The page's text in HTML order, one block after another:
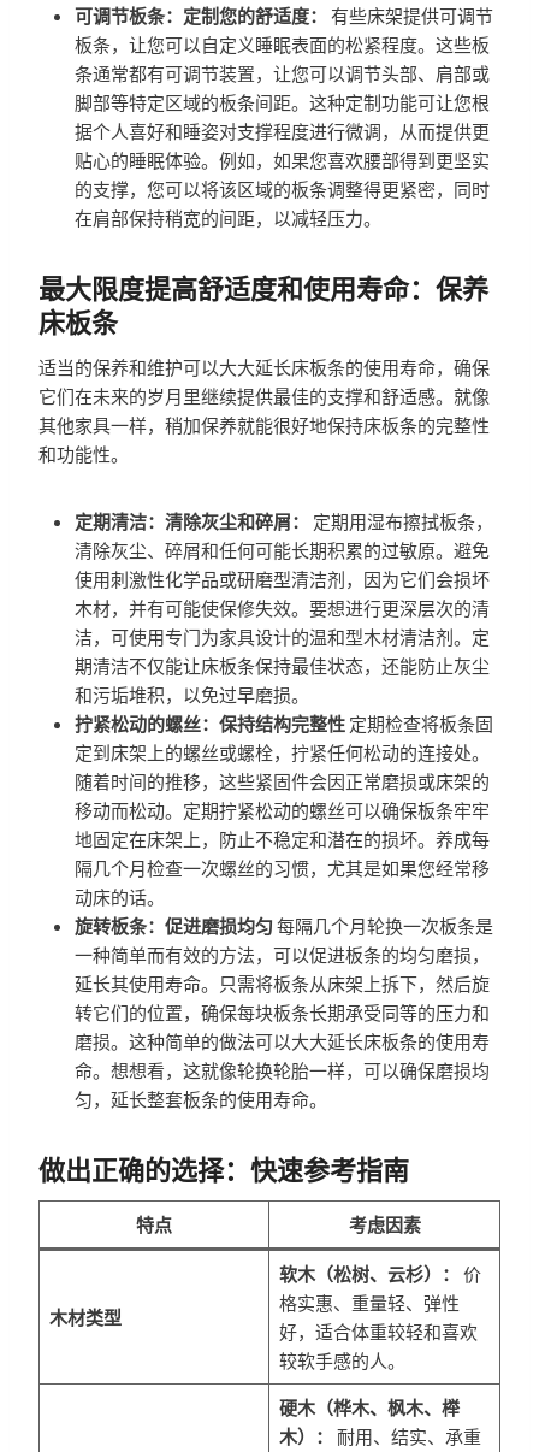
可调节板条：定制您的舒适度：
有些床架提供可调节
板条，让您可以自定义睡眠表面的松紧程度。这些板
条通常都有可调节装置，让您可以调节头部、肩部或
脚部等特定区域的板条间距。这种定制功能可让您根
据个人喜好和睡姿对支撑程度进行微调，从而提供更
贴心的睡眠体验。例如，如果您喜欢腰部得到更坚实
的支撑，您可以将该区域的板条调整得更紧密，同时
在肩部保持稍宽的间距，以减轻压力。
最大限度提高舒适度和使用寿命：保养
床板条
适当的保养和维护可以大大延长床板条的使用寿命，确保
它们在未来的岁月里继续提供最佳的支撑和舒适感。就像
其他家具一样，稍加保养就能很好地保持床板条的完整性
和功能性。
定期清洁：清除灰尘和碎屑：
定期用湿布擦拭板条，
清除灰尘、碎屑和任何可能长期积累的过敏原。避免
使用刺激性化学品或研磨型清洁剂，因为它们会损坏
木材，并有可能使保修失效。要想进行更深层次的清
洁，可使用专门为家具设计的温和型木材清洁剂。定
期清洁不仅能让床板条保持最佳状态，还能防止灰尘
和污垢堆积，以免过早磨损。
拧紧松动的螺丝：保持结构完整性 定期检查将板条固
定到床架上的螺丝或螺栓，拧紧任何松动的连接处。
随着时间的推移，这些紧固件会因正常磨损或床架的
移动而松动。定期拧紧松动的螺丝可以确保板条牢牢
地固定在床架上，防止不稳定和潜在的损坏。养成每
隔几个月检查一次螺丝的习惯，尤其是如果您经常移
动床的话。
旋转板条：促进磨损均匀 每隔几个月轮换一次板条是
一种简单而有效的方法，可以促进板条的均匀磨损，
延长其使用寿命。只需将板条从床架上拆下，然后旋
转它们的位置，确保每块板条长期承受同等的压力和
磨损。这种简单的做法可以大大延长床板条的使用寿
命。想想看，这就像轮换轮胎一样，可以确保磨损均
匀，延长整套板条的使用寿命。
做出正确的选择：快速参考指南
特点 考虑因素
木材类型
软木（松树、云杉）：
价
格实惠、重量轻、弹性
好，适合体重较轻和喜欢
较软手感的人。
硬木（桦木、枫木、榉
木）：
耐用、结实、承重